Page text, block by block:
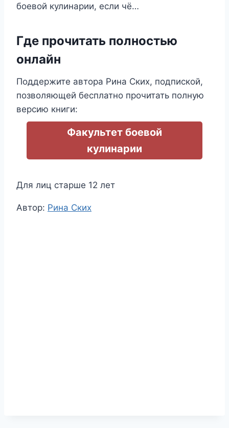
боевой кулинарии, если чё…
Где прочитать полностью
онлайн
Поддержите автора Рина Ских, подпиской,
позволяющей бесплатно прочитать полную
версию книги:
Факультет боевой
кулинарии
Для лиц старше 12 лет
Метки
Автор: Рина Ских